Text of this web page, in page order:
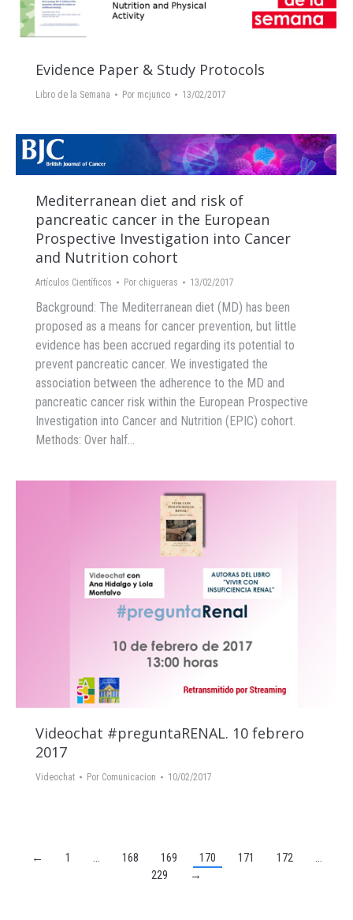
Evidence Paper & Study Protocols
Libro de la Semana Por mcjunco 13/02/2017
Mediterranean diet and risk of
pancreatic cancer in the European
Prospective Investigation into Cancer
and Nutrition cohort
Artículos Científicos Por chigueras 13/02/2017
Background: The Mediterranean diet (MD) has been
proposed as a means for cancer prevention, but little
evidence has been accrued regarding its potential to
prevent pancreatic cancer. We investigated the
association between the adherence to the MD and
pancreatic cancer risk within the European Prospective
Investigation into Cancer and Nutrition (EPIC) cohort.
Methods: Over half…
Videochat #preguntaRENAL. 10 febrero
2017
Videochat Por Comunicacion 10/02/2017
← 1 … 168 169 170 171 172
…
229
→